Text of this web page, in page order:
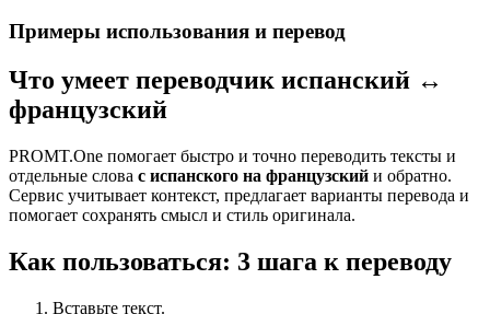
Примеры использования и перевод
Что умеет переводчик испанский ↔
французский
PROMT.One помогает быстро и точно переводить тексты и
отдельные слова с испанского на французский и обратно.
Сервис учитывает контекст, предлагает варианты перевода и
помогает сохранять смысл и стиль оригинала.
Как пользоваться: 3 шага к переводу
Вставьте текст.